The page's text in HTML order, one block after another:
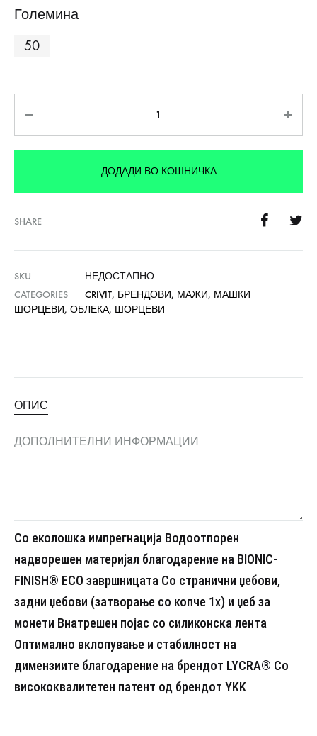
Големина
50
ДОДАДИ ВО КОШНИЧКА
SHARE
SKU
НЕДОСТАПНО
CATEGORIES
CRIVIT, БРЕНДОВИ, МАЖИ, МАШКИ
ШОРЦЕВИ, ОБЛЕКА, ШОРЦЕВИ
ОПИС
ДОПОЛНИТЕЛНИ ИНФОРМАЦИИ
Со еколошка импрегнација Водоотпорен
надворешен материјал благодарение на BIONIC-
FINISH® ECO завршницата Со странични џебови,
задни џебови (затворање со копче 1x) и џеб за
монети Внатрешен појас со силиконска лента
Оптимално вклопување и стабилност на
димензиите благодарение на брендот LYCRA® Со
висококвалитетен патент од брендот YKK